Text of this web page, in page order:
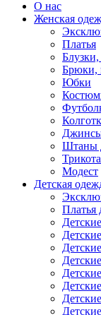
О нас
Женская
Платья
Брюки,
Юбки
Штаны
Модест
Детская
Платья